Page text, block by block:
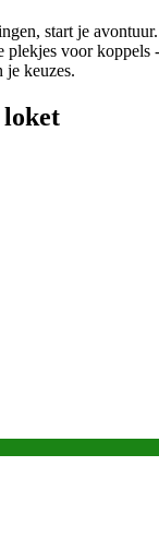
start je
plekjes voor koppels
je keuzes.
loket